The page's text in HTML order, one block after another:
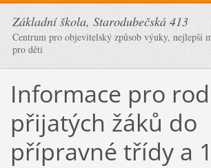
Základní škola, Starodubečská 413
Centrum pro objevitelský způsob výuky, nejlepší
pro děti
Informace pro
přijatých žáků do
přípravné třídy a